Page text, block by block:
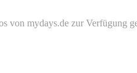
von mydays.de zur Verfügung